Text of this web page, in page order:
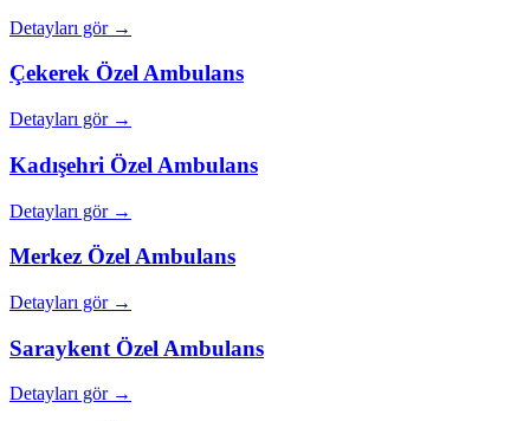
Detayları gör →
Çekerek Özel Ambulans
Detayları gör →
Kadışehri Özel Ambulans
Detayları gör →
Merkez Özel Ambulans
Detayları gör →
Saraykent Özel Ambulans
Detayları gör →